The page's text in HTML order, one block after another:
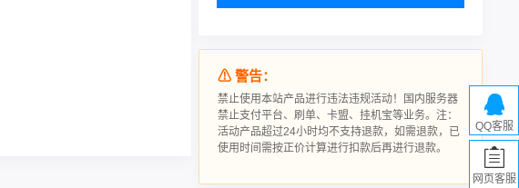
⚠ 警告：
禁止使用本站产品进行违法违规活动！国内服务器
禁止支付平台、刷单、卡盟、挂机宝等业务。注：
活动产品超过24小时均不支持退款，如需退款，已
使用时间需按正价计算进行扣款后再进行退款。
QQ客服
网页客服